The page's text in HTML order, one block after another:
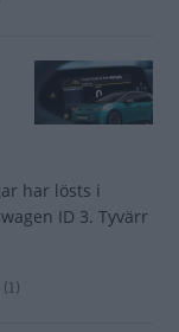
har lösts i
ID 3. Tyvärr